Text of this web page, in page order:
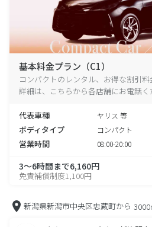
基本料金プラン（C1）
コンパクトのレンタル、お得な割引
詳細は、こちらから各店舗にお電話く
代表車種 ヤリス 等
ボディタイプ コンパクト
営業時間 08:00-20:00
3～6時間まで6,160円
免責補償制度1,100円
新潟県新潟市中央区忠蔵町から